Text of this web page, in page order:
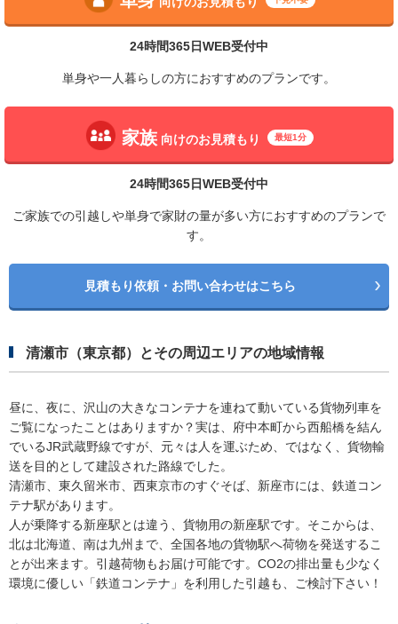
24時間365日WEB受付中
単身や一人暮らしの方におすすめのプランです。
家族 向けのお見積もり 最短1分
24時間365日WEB受付中
ご家族での引越しや単身で家財の量が多い方におすすめのプランで
す。
見積もり依頼・お問い合わせはこちら
清瀬市（東京都）とその周辺エリアの地域情報
昼に、夜に、沢山の大きなコンテナを連ねて動いている貨物列車を
ご覧になったことはありますか？実は、府中本町から西船橋を結ん
でいるJR武蔵野線ですが、元々は人を運ぶため、ではなく、貨物輸
送を目的として建設された路線でした。
清瀬市、東久留米市、西東京市のすぐそば、新座市には、鉄道コン
テナ駅があります。
人が乗降する新座駅とは違う、貨物用の新座駅です。そこからは、
北は北海道、南は九州まで、全国各地の貨物駅へ荷物を発送するこ
とが出来ます。引越荷物もお届け可能です。CO2の排出量も少なく
環境に優しい「鉄道コンテナ」を利用した引越も、ご検討下さい！